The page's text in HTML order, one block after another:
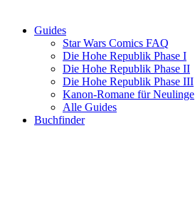
Guides
Star Wars Comics FAQ
Die Hohe Republik Phase I
Die Hohe Republik Phase II
Die Hohe Republik Phase III
Kanon-Romane für Neulinge
Alle Guides
Buchfinder